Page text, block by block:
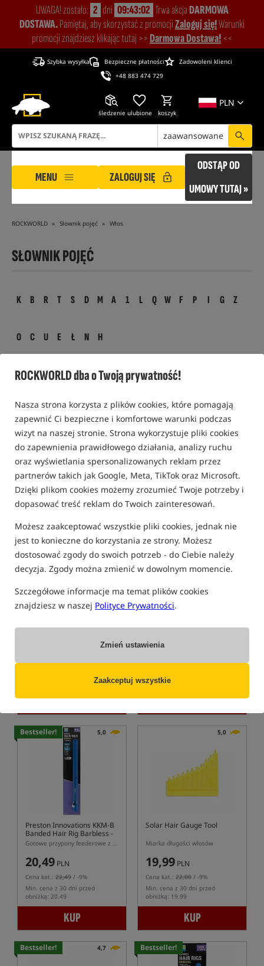
ROCKWORLD dba o Twoją prywatność!
Nasza strona korzysta z plików cookies, które pomagają
zapewnić Ci bezpieczne i komfortowe warunki podczas
wizyt na naszej stronie. Strona wykorzystuje pliki cookies
do zapewnienia prawidłowego działania, analizy ruchu
oraz wyświetlania spersonalizowanych reklam przez
partnerów takich jak Google, Meta, TikTok oraz Microsoft.
Dzięki plikom cookies możemy zrozumieć Twoje potrzeby i
dopasować treść reklam do Twoich zainteresowań.
Możesz zaakceptować wszystkie pliki cookies, jednak nie
jest to konieczne do korzystania ze strony. Możesz
dostosować zgody do swoich potrzeb - do Ciebie należy
decyzja. Zgody można zmienić w dowolnym momencie.
Szczegółowe informacje ma temat plików cookies
znajdziesz w naszej Polityce Prywatności.
Zmień ustawienia
Zaakceptuj wszystkie
UWAGA! zostało: 2 dni 09:43:02 Trwa akcjaDARMOWA
DOSTAWA.Pamiętaj, aby skorzystać z promocjiZaloguj się!Warunki
promocji znajdziesz klikając tutaj >>Darmowa Dostawa! <<
Szybka wysyłka Bezpieczne płatności
Zadowoleni klienci
+48 883 474 729
PLN
śledzenie ulubione koszyk
zaawansowane
MENU ZALOGUJ SIĘ
ODSTĄP OD
UMOWY TUTAJ »
ROCKWORLD Słownik pojęć Włos
SŁOWNIK POJĘĆ
K B R T S D M A 1 L Q W F P I G Z
O C U E Ł N H
Włos
włos to odcinek przyponu na który naciąga się przynętę.
Powiązane terminy:
Przypon włosowy
PRODUKTY POWIĄZANE
GURU QM1 Standard Hair
Gotowe przypony feederowe z włosem - klasyczny włos, hak bezzadziorowy
Cena kat.:21,99/ -11%
KUP
Fox Edges Hair Braid
Miękka plecionka do tworzenia włosa
24,99
Cena kat.:29,29/ -15%
obniżką: 24.99
KUP
Bestseller! 5,0
Preston Innovations KKM-B
Banded Hair Rig Barbless -
38cm
Gotowe przypony feederowe z włosem - gumka, hak bezzadziorowy
20,49 PLN
Cena kat.: 22,49 / -9%
Min. cena z 30 dni przed
obniżką: 20.49
KUP
5,0
Solar Hair Gauge Tool
Miarka długości włosów
19,99 PLN
Cena kat.: 22,00 / -9%
Min. cena z 30 dni przed
obniżką: 19.99
KUP
Bestseller! 4,7 Bestseller!